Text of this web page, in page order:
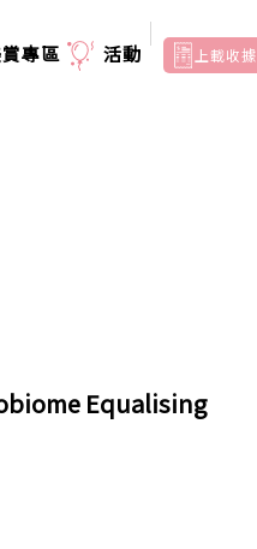
專區 活動 上載收據
Equalising